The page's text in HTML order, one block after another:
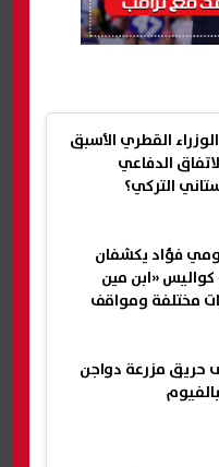
القطري الأسبق
الدفاعي
التركي؟
فؤاد يكشفان
كواليس «ابن مين
مختلفة ومواقف
فى حريق مزرعة دواجن